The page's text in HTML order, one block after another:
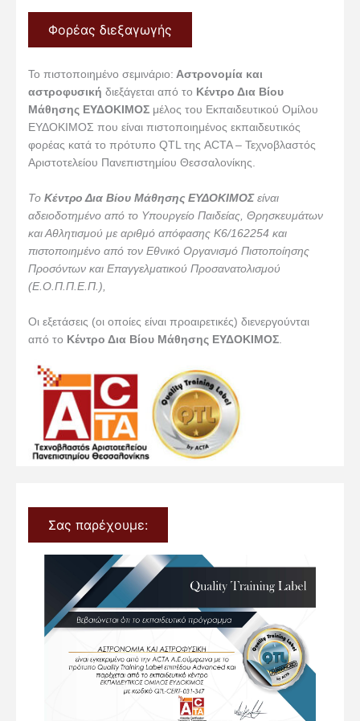
Φορέας διεξαγωγής
Το πιστοποιημένο σεμινάριο: Αστρονομία και
αστροφυσική διεξάγεται από το Κέντρο Δια Βίου
Μάθησης ΕΥΔΟΚΙΜΟΣ μέλος του Εκπαιδευτικού Ομίλου
ΕΥΔΟΚΙΜΟΣ που είναι πιστοποιημένος εκπαιδευτικός
φορέας κατά το πρότυπο QTL της ACTA – Τεχνοβλαστός
Αριστοτελείου Πανεπιστημίου Θεσσαλονίκης.
Το Κέντρο Δια Βίου Μάθησης ΕΥΔΟΚΙΜΟΣείναι
αδειοδοτημένο από το Υπουργείο Παιδείας, Θρησκευμάτων
και Αθλητισμού με αριθμό απόφασης Κ6/162254 και
πιστοποιημένο από τον Εθνικό Οργανισμό Πιστοποίησης
Προσόντων και Επαγγελματικού Προσανατολισμού
(Ε.Ο.Π.Π.Ε.Π.),
Οι εξετάσεις (οι οποίες είναι προαιρετικές) διενεργούνται
από το Κέντρο Δια Βίου Μάθησης ΕΥΔΟΚΙΜΟΣ
Σας παρέχουμε: